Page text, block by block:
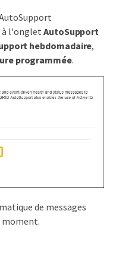
à l'onglet AutoSupport
hebdomadaire,
programmée.
de messages
moment.